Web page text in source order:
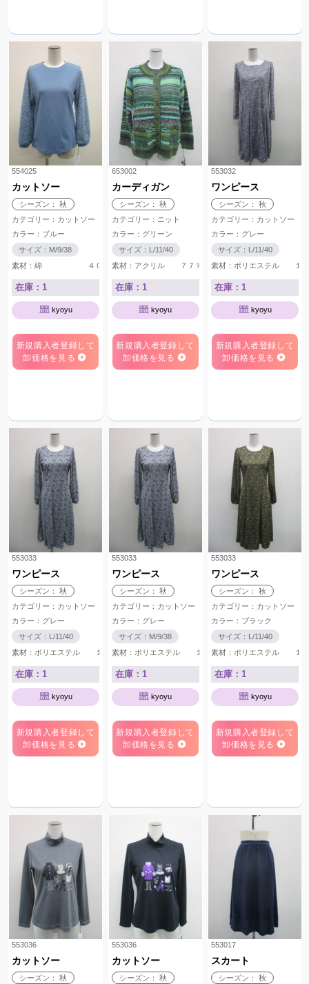
554025
カットソー
シーズン： 秋
カテゴリー：カットソー
カラー：ブルー
サイズ：M/9/38
素材：綿 ４０％ アクリル ３０％ ポリエステル ２０％ ウー
在庫：1
kyoyu
新規購入者登録して
卸価格を見る
653002
カーディガン
シーズン： 秋
カテゴリー：ニット
カラー：グリーン
サイズ：L/11/40
素材：アクリル ７７％ ウール １５％ ナイ
在庫：1
kyoyu
新規購入者登録して
卸価格を見る
553032
ワンピース
シーズン： 秋
カテゴリー：カットソー
カラー：グレー
サイズ：L/11/40
素材：ポリエステル １
在庫：1
kyoyu
新規購入者登録して
卸価格を見る
553033
ワンピース
シーズン： 秋
カテゴリー：カットソー
カラー：グレー
サイズ：L/11/40
素材：ポリエステル １００％
在庫：1
kyoyu
新規購入者登録して
卸価格を見る
553033
ワンピース
シーズン： 秋
カテゴリー：カットソー
カラー：グレー
サイズ：M/9/38
素材：ポリエステル １００％
在庫：1
kyoyu
新規購入者登録して
卸価格を見る
553033
ワンピース
シーズン： 秋
カテゴリー：カットソー
カラー：ブラック
サイズ：L/11/40
素材：ポリエステル １
在庫：1
kyoyu
新規購入者登録して
卸価格を見る
553036
カットソー
シーズン： 秋
553036
カットソー
シーズン： 秋
553017
スカート
シーズン： 秋